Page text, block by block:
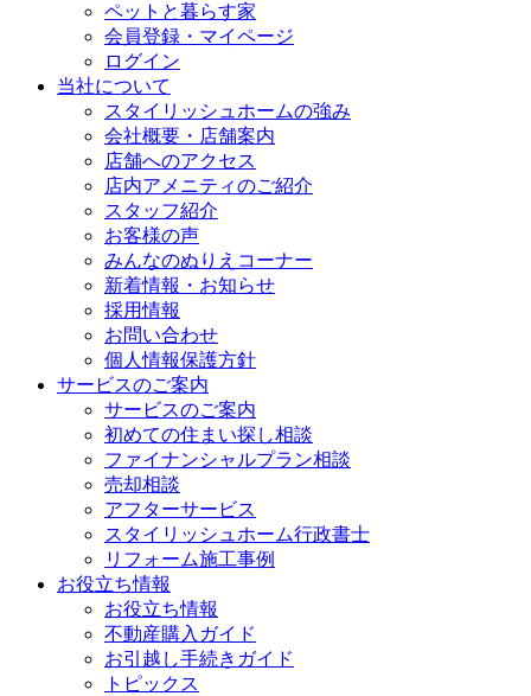
ペットと暮らす家
会員登録・マイページ
ログイン
当社について
スタイリッシュホームの強み
会社概要・店舗案内
店舗へのアクセス
店内アメニティのご紹介
スタッフ紹介
お客様の声
みんなのぬりえコーナー
新着情報・お知らせ
採用情報
お問い合わせ
個人情報保護方針
サービスのご案内
サービスのご案内
初めての住まい探し相談
ファイナンシャルプラン相談
売却相談
アフターサービス
スタイリッシュホーム行政書士
リフォーム施工事例
お役立ち情報
お役立ち情報
不動産購入ガイド
お引越し手続きガイド
トピックス